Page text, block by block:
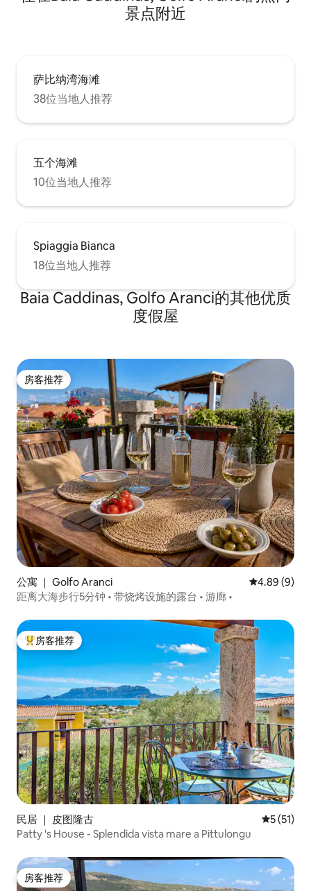
景点附近
萨比纳湾海滩
38位当地人推荐
五个海滩
10位当地人推荐
Spiaggia Bianca
18位当地人推荐
Baia Caddinas, Golfo Aranci的其他优质
度假屋
房客推荐
房客推荐
公寓 ｜ Golfo Aranci 平均评分
4.89 (9)
距离大海步行5分钟 • 带烧烤设施的露台 • 游廊 •
热门「房客推荐」
房客推荐
民居 ｜ 皮图隆古 平均评分
5 (51)
Patty 's House - Splendida vista mare a Pittulongu
房客推荐
房客推荐